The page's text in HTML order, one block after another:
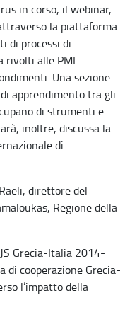
in corso, il webinar,
la piattaforma
di processi di
rivolti alle PMI
Una sezione
apprendimento tra gli
di strumenti e
inoltre, discussa la
di
direttore del
Regione della
Grecia-Italia 2014-
di cooperazione Grecia-
l’impatto della